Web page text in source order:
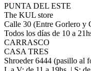
PUNTA DEL ESTE
The KUL store
Calle 30 (Entre Gorlero y
Todos los días de 10 a
CARRASCO
CASA TRES
Shroeder 6444 (pasillo al